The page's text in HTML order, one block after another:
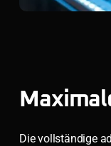
Die vollständige